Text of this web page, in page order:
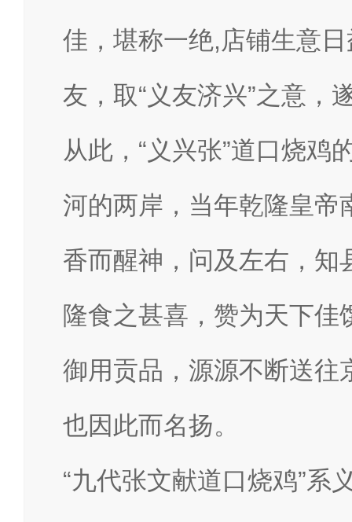
佳，堪称一绝,店铺生意
友，取“义友济兴”之意，
从此，“义兴张”道口烧鸡
河的两岸，当年乾隆皇帝
香而醒神，问及左右，知
隆食之甚喜，赞为天下佳
御用贡品，源源不断送往
也因此而名扬。
“九代张文献道口烧鸡”系